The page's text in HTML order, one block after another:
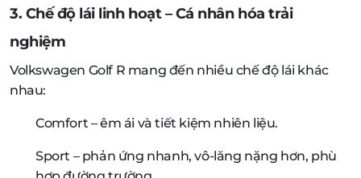
3. Chế độ lái linh hoạt – Cá nhân hóa trải
nghiệm
Volkswagen Golf R mang đến nhiều chế độ lái khác
nhau:
Comfort – êm ái và tiết kiệm nhiên liệu.
Sport – phản ứng nhanh, vô-lăng nặng hơn, phù